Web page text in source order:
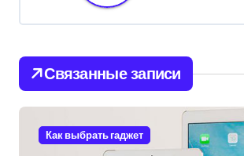
ц
и
я
п
Связанные записи
Как выбрать гаджет